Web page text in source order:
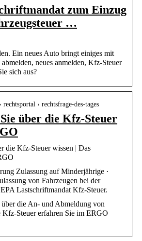
zum Einzug
…
Ein neues Auto bringt einiges mit
neues anmelden, Kfz-Steuer
sich aus?
› rechtsfrage-des-tages
Sie über die Kfz-Steuer
die Kfz-Steuer wissen | Das
Zulassung auf Minderjährige ·
von Fahrzeugen bei der
Lastschriftmandat Kfz-Steuer.
die An- und Abmeldung von
Kfz-Steuer erfahren Sie im ERGO